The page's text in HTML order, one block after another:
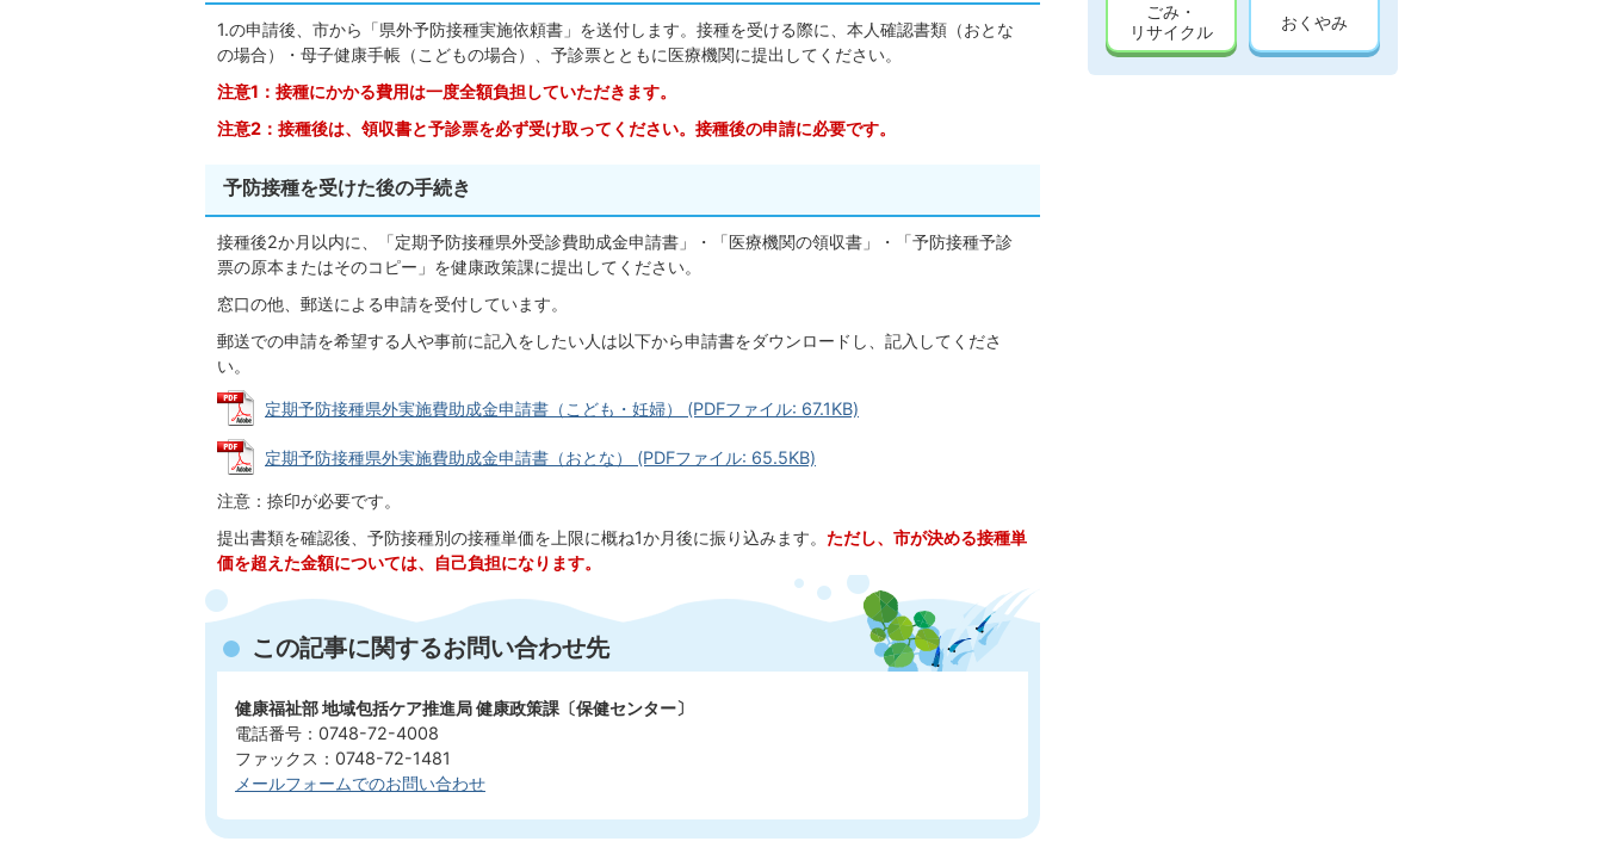
1.の申請後、市から「県外予防接種実施依頼書」を送付します。接種を受ける際に、本人確認書類（おとな
の場合）・母子健康手帳（こどもの場合）、予診票とともに医療機関に提出してください。
注意1：接種にかかる費用は一度全額負担していただきます。
注意2：接種後は、領収書と予診票を必ず受け取ってください。接種後の申請に必要です。
予防接種を受けた後の手続き
接種後2か月以内に、「定期予防接種県外受診費助成金申請書」・「医療機関の領収書」・「予防接種予診
票の原本またはそのコピー」を健康政策課に提出してください。
窓口の他、郵送による申請を受付しています。
郵送での申請を希望する人や事前に記入をしたい人は以下から申請書をダウンロードし、記入してくださ
い。
定期予防接種県外実施費助成金申請書（こども・妊婦） (PDFファイル: 67.1KB)
定期予防接種県外実施費助成金申請書（おとな） (PDFファイル: 65.5KB)
注意：捺印が必要です。
提出書類を確認後、予防接種別の接種単価を上限に概ね1か月後に振り込みます。 ただし、市が決める接種単
価を超えた金額については、自己負担になります。
この記事に関するお問い合わせ先
健康福祉部 地域包括ケア推進局 健康政策課〔保健センター〕
電話番号：0748-72-4008
ファックス：0748-72-1481
メールフォームでのお問い合わせ
ごみ・
リサイクル
おくやみ